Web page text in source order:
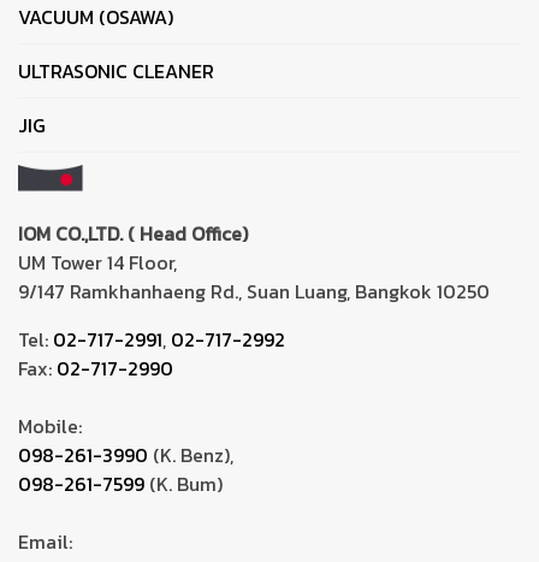
VACUUM (OSAWA)
ULTRASONIC CLEANER
JIG
IOM CO.,LTD. ( Head Office)
UM Tower 14 Floor,
9/147 Ramkhanhaeng Rd., Suan Luang, Bangkok 10250
Tel: 02-717-2991, 02-717-2992
Fax: 02-717-2990
Mobile:
098-261-3990 (K. Benz),
098-261-7599 (K. Bum)
Email: